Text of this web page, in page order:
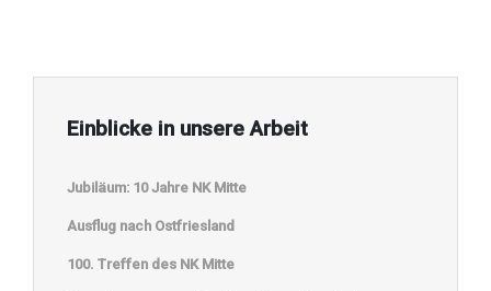
Einblicke in unsere Arbeit
Jubiläum: 10 Jahre NK Mitte
Ausflug nach Ostfriesland
100. Treffen des NK Mitte